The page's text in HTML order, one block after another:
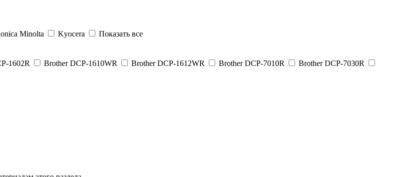
Minolta Kyocera
Показать все
1602R Brother DCP-1610WR Brother DCP-1612WR Brother DCP-7010R
Brother DCP-7030R